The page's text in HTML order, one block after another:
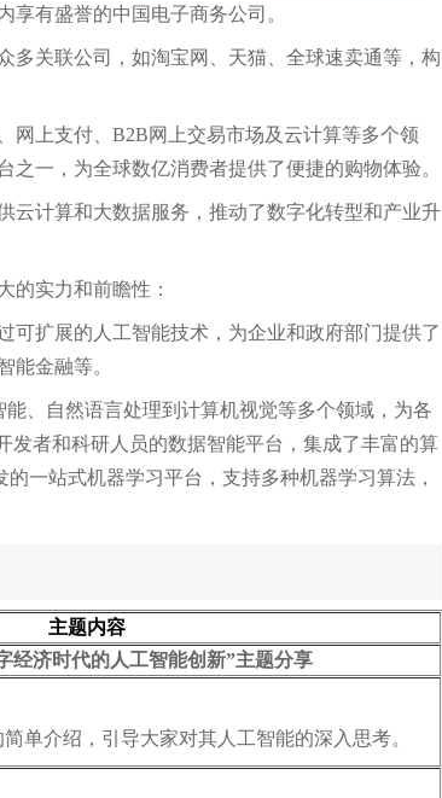
享有盛誉的中国电子商务公司。
多关联公司，如淘宝网、天猫、全球速卖通等，构
网上支付、B2B网上交易市场及云计算等多个领
一，为全球数亿消费者提供了便捷的购物体验。
云计算和大数据服务，推动了数字化转型和产业升
的实力和前瞻性：
可扩展的人工智能技术，为企业和政府部门提供了
能金融等。
、自然语言处理到计算机视觉等多个领域，为各
发者和科研人员的数据智能平台，集成了丰富的算
一站式机器学习平台，支持多种机器学习算法，
主题内容
经济时代的人工智能创新”主题分享
单介绍，引导大家对其人工智能的深入思考。